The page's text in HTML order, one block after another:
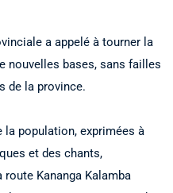
a appelé à tourner la
nouvelles bases, sans failles
de la province.
la population, exprimées à
et des chants,
Kananga Kalamba